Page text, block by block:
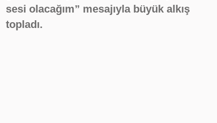
sesi olacağım” mesajıyla büyük alkış
topladı.